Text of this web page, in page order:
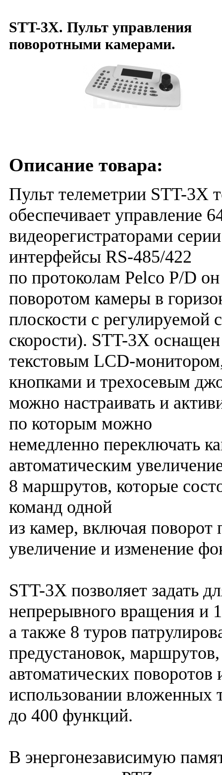
STT-3X. Пульт управления
поворотными камерами.
Описание товара:
Пульт телеметрии STT-3X
обеспечивает управление
видеорегистраторами
интерфейсы RS-485/422
по протоколам Pelco P/D
поворотом камеры в
плоскости с регулируемой
скорости). STT-3X оснащен
текстовым LCD-
кнопками и трехосевым
можно настраивать и
по которым можно
немедленно переключать
автоматическим
8 маршрутов, которые
команд одной
из камер, включая поворот
увеличение и изменение
STT-3X позволяет задать
непрерывного вращения и
а также 8 туров
предустановок, маршрутов,
автоматических
использовании вложенных
до 400 функций.
В энергонезависимую